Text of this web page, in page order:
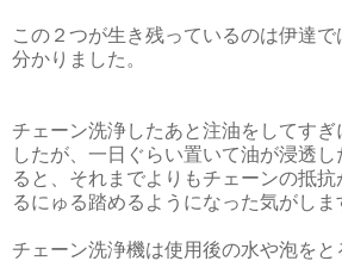
この２つが生き残っているのは伊達
分かりました。
チェーン洗浄したあと注油をしてす
したが、一日ぐらい置いて油が浸透
ると、それまでよりもチェーンの抵
るにゅる踏めるようになった気がしま
チェーン洗浄機は使用後の水や泡を